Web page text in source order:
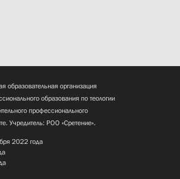
образовательная организация
образования по теологии
профессионального
Учредитель: РОО «Сретение».
2022 года